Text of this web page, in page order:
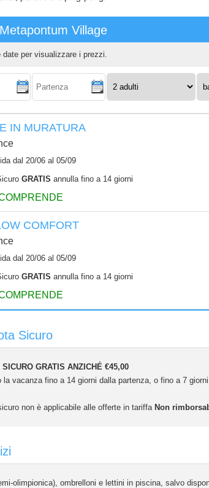
Village
date per visualizzare i prezzi.
17
IN MURATURA
dal 20/06 al 05/09
GRATIS annulla fino a 14 giorni
COMFORT
dal 20/06 al 05/09
GRATIS annulla fino a 14 giorni
Sicuro
SICURO GRATIS ANZICHÉ €45,00
la vacanza fino a 14 giorni dalla partenza, o fino a 7
non è applicabile alle offerte in tariffa Non
olimpionica), ombrelloni e lettini in piscina, salvo